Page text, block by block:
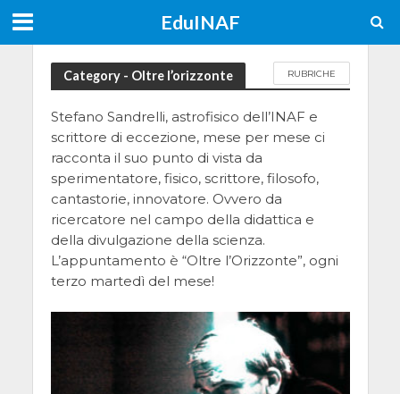
EduINAF
Category - Oltre l’orizzonte RUBRICHE
Stefano Sandrelli, astrofisico dell’INAF e
scrittore di eccezione, mese per mese ci
racconta il suo punto di vista da
sperimentatore, fisico, scrittore, filosofo,
cantastorie, innovatore. Ovvero da
ricercatore nel campo della didattica e
della divulgazione della scienza.
L’appuntamento è “Oltre l’Orizzonte”, ogni
terzo martedì del mese!